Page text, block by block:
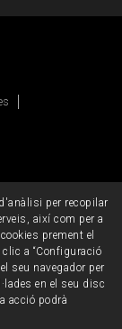
per recopilar
així com per a
prement el
a “Configuració
seu navegador per
en el seu disc
acció podrà